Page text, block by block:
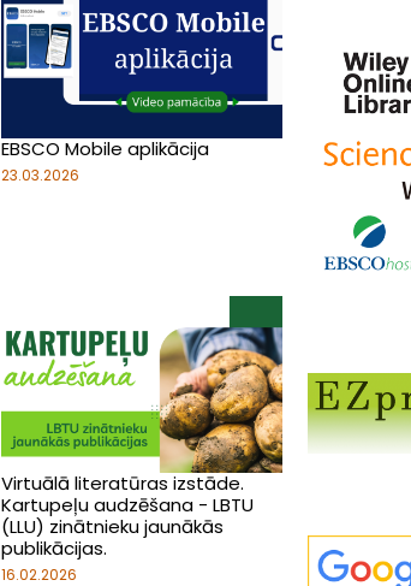
EBSCO Mobile aplikācija
23.03.2026
Virtuālā literatūras izstāde.
Kartupeļu audzēšana - LBTU
(LLU) zinātnieku jaunākās
publikācijas.
16.02.2026